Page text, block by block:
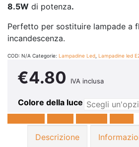
8.5W di potenza.
Perfetto per sostituire lampade a
incandescenza.
COD: N/A Categorie: Lampadine Led Lampadine led
€4.80 IVA inclusa
Colore della luce
Descrizione